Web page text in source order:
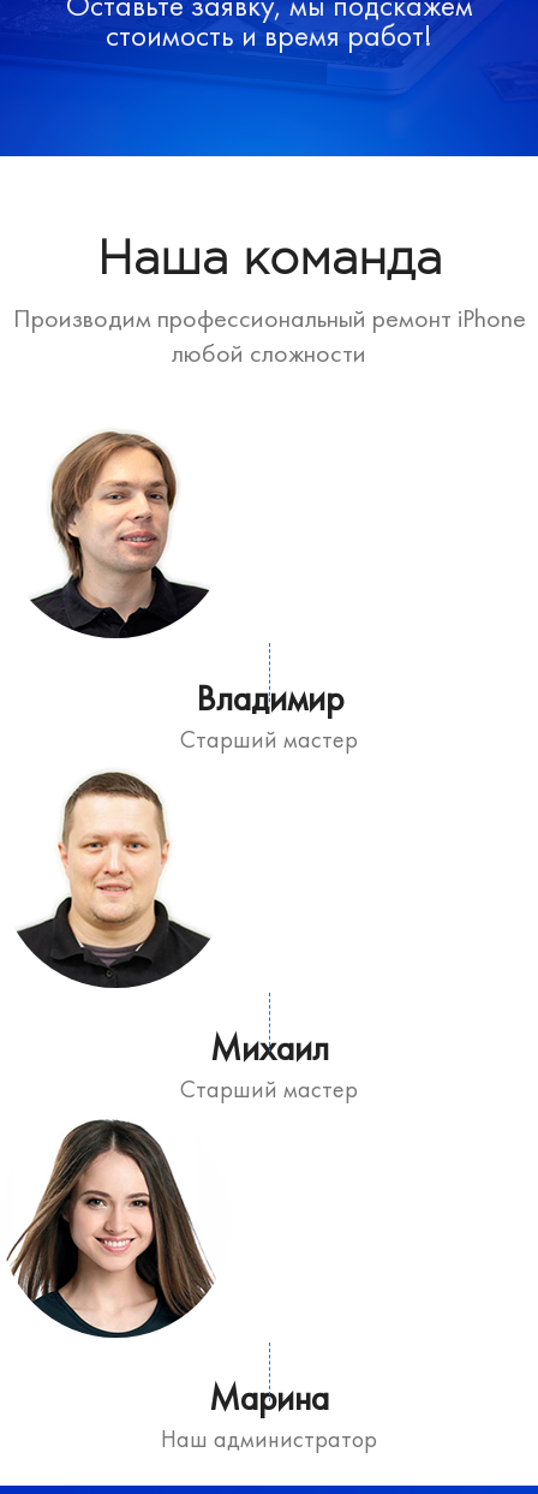
стоимость и время работ!
Наша команда
Производим профессиональный ремонт iPhone
любой сложности
Владимир
Старший мастер
Михаил
Старший мастер
Марина
Наш администратор